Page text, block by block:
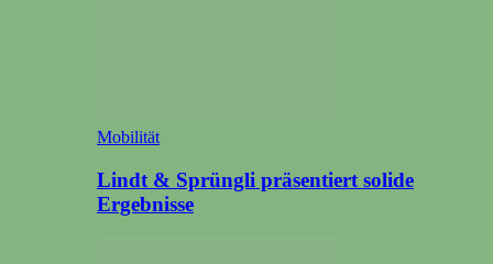
Mobilität
Lindt & Sprüngli präsentiert solide
Ergebnisse